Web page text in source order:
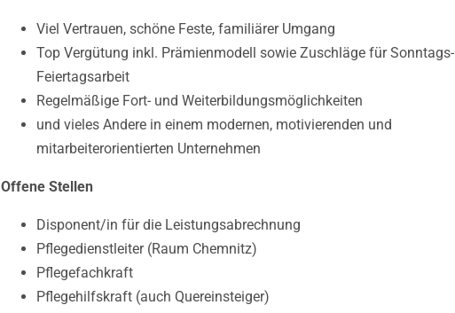
Viel Vertrauen, schöne Feste, familiärer Umgang
Top Vergütung inkl. Prämienmodell sowie Zuschläge für Sonntags-
Feiertagsarbeit
Regelmäßige Fort- und Weiterbildungsmöglichkeiten
und vieles Andere in einem modernen, motivierenden und
mitarbeiterorientierten Unternehmen
Offene Stellen
Disponent/in für die Leistungsabrechnung
Pflegedienstleiter (Raum Chemnitz)
Pflegefachkraft
Pflegehilfskraft (auch Quereinsteiger)